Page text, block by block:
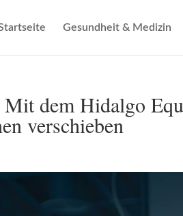
Gesundheit & Medizin
Mit dem Hidalgo
verschieben